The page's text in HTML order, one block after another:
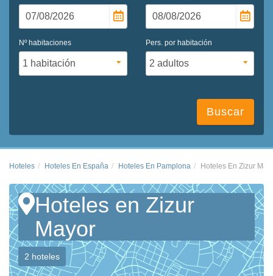
Nº habitaciones Pers. por habitación
Buscar
Hoteles Hoteles En España Hoteles En Pamplona Hoteles En Zizur
Hoteles en Zizur
Mayor
2 hoteles